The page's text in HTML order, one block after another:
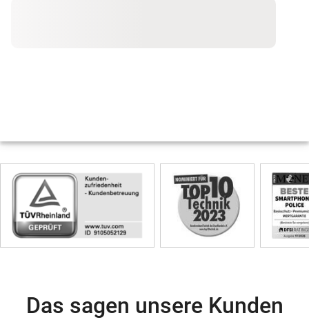
Skip
Siegel
Das sagen unsere Kunden